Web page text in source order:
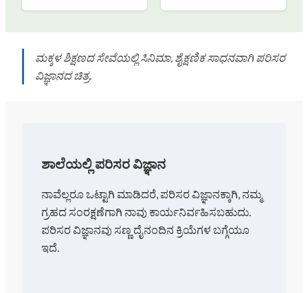
ಮಕ್ಕಳ ಶಿಕ್ಷಣದ ಸೇವೆಯಲ್ಲಿ ಸಿನಿಮಾ, ಶೈಕ್ಷಣಿಕ ಸಾಧನವಾಗಿ ಪರಿಸರ
ವಿಜ್ಞಾನದ ಚಿತ್ರ.
ಶಾಲೆಯಲ್ಲಿ ಪರಿಸರ ವಿಜ್ಞಾನ
ನಾವೆಲ್ಲರೂ ಒಟ್ಟಾಗಿ ಮಾಡಿದರೆ, ಪರಿಸರ ವಿಜ್ಞಾನಕ್ಕಾಗಿ, ನಮ್ಮ
ಗ್ರಹದ ಸಂರಕ್ಷಣೆಗಾಗಿ ನಾವು ಕಾರ್ಯನಿರ್ವಹಿಸಬಹುದು.
ಪರಿಸರ ವಿಜ್ಞಾನವು ಸಣ್ಣ ದೈನಂದಿನ ಕ್ರಿಯೆಗಳ ಬಗ್ಗೆಯೂ
ಇದೆ.